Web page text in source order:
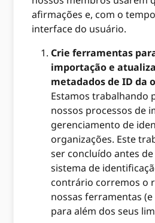
afirmações e, com o
interface do usuário.
Crie ferramentas
importação e
metadados de ID da
Estamos trabalhando
nossos processos de
gerenciamento de
organizações. Este
ser concluído antes
sistema de
contrário corremos o
nossas ferramentas
para além dos seus